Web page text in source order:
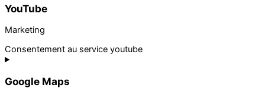
YouTube
Marketing
Consentement au service youtube
Google Maps